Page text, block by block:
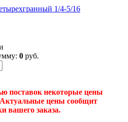
1/4-5/16
0 руб.
поставок некоторые цены
цены сообщит
вашего заказа.